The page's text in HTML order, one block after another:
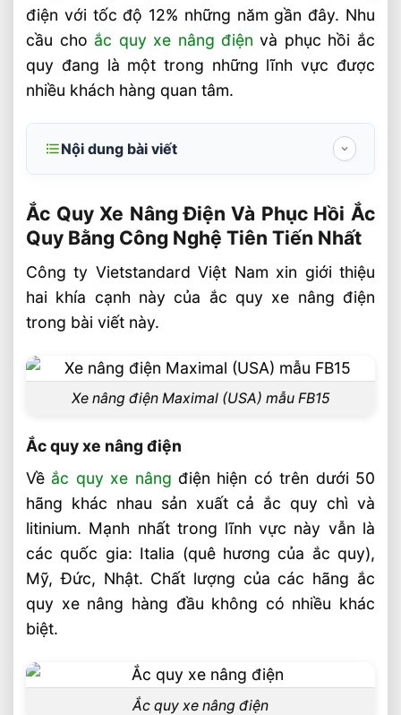
điện với tốc độ 12% những năm gần đây. Nhu
cầu cho ắc quy xe nâng điện và phục hồi ắc
quy đang là một trong những lĩnh vực được
nhiều khách hàng quan tâm.
Nội dung bài viết
Bằng Công Nghệ Tiên Tiến Nhất
Ắc quy xe nâng điện
Ắc quy xe nâng Trung Quốc
Phục hồi ắc quy xe nâng điện
Quy trình đánh giá và cung cấp dịch vụ
phục hồi ắc quy được triển khai theo các
Nguyên lý để khôi phục khả năng tích
điện của ắc quy trên máy MVX và MVD, xả
kiểm tra bằng máy BDX
Nạp máy chuyên dụng
Công nghệ Vietstandard Batteries
Bộ sạc ắc quy xe nâng điện
Video Xe nâng
Ắc Quy Xe Nâng Điện Và Phục Hồi Ắc
Quy Bằng Công Nghệ Tiên Tiến Nhất
Công ty Vietstandard Việt Nam xin giới thiệu
hai khía cạnh này của ắc quy xe nâng điện
trong bài viết này.
Xe nâng điện Maximal (USA) mẫu FB15
Ắc quy xe nâng điện
Về ắc quy xe nâng điện hiện có trên dưới 50
hãng khác nhau sản xuất cả ắc quy chì và
litinium. Mạnh nhất trong lĩnh vực này vẫn là
các quốc gia: Italia (quê hương của ắc quy),
Mỹ, Đức, Nhật. Chất lượng của các hãng ắc
quy xe nâng hàng đầu không có nhiều khác
biệt.
Ắc quy xe nâng điện